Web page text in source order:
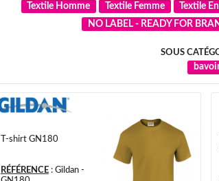
Textile Homme Textile Femme Textile
NO LABEL - READY FOR
SOUS
T-shirt GN180
RÉFÉRENCE: Gildan -